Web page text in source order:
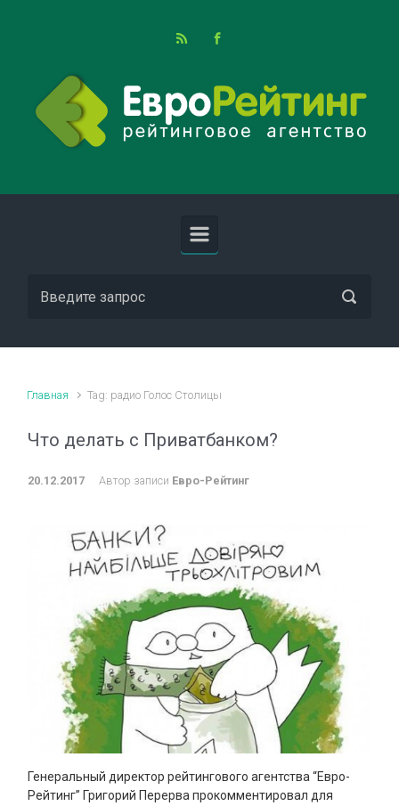
Главная Tag: радио Голос Столицы
Что делать с Приватбанком?
20.12.2017 Автор записи Евро-Рейтинг
Генеральный директор рейтингового агентства “Евро-
Рейтинг” Григорий Перерва прокомментировал для